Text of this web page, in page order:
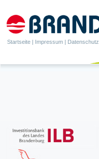
Startseite | Impressum | Datenschutz